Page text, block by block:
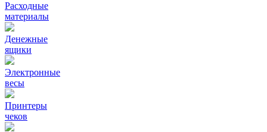
Расходные
материалы
Денежные
ящики
Электронные
весы
Принтеры
чеков